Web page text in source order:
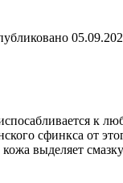
к
сфинкса от
выделяет